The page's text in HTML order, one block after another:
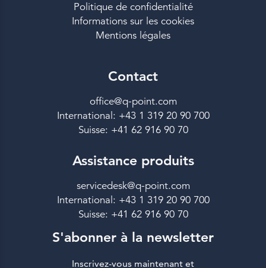
Politique de confidentialité
Informations sur les cookies
Mentions légales
Contact
office@q-point.com
International: +43 1 319 20 90 700
Suisse: +41 62 916 90 70
Assistance produits
servicedesk@q-point.com
International: +43 1 319 20 90 700
Suisse: +41 62 916 90 70
S'abonner à la newsletter
Inscrivez-vous maintenant et